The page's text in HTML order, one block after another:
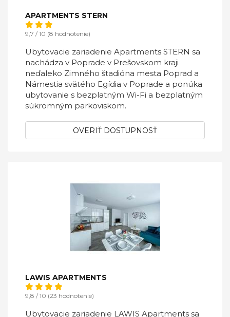
APARTMENTS STERN
9,7 / 10 (8 hodnotenie)
Ubytovacie zariadenie Apartments STERN sa
nachádza v Poprade v Prešovskom kraji
neďaleko Zimného štadióna mesta Poprad a
Námestia svätého Egídia v Poprade a ponúka
ubytovanie s bezplatným Wi-Fi a bezplatným
súkromným parkoviskom.
OVERIŤ DOSTUPNOSŤ
LAWIS APARTMENTS
9,8 / 10 (23 hodnotenie)
Ubytovacie zariadenie LAWIS Apartments sa